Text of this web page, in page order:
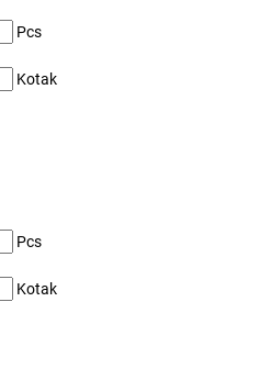
Pcs
Kotak
Pcs
Kotak